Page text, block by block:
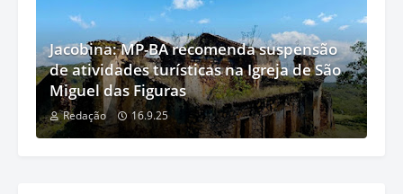
Jacobina: MP-BA recomenda suspensão
de atividades turísticas na Igreja de São
Miguel das Figuras
Redação 16.9.25